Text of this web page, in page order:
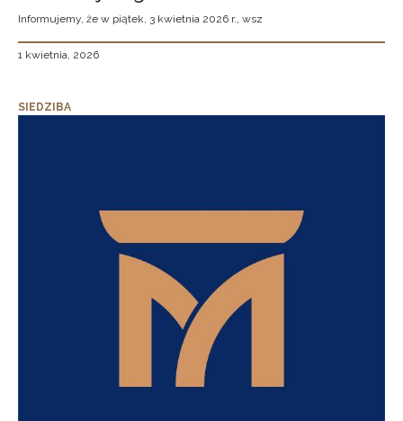
Informujemy, że w piątek, 3 kwietnia 2026 r., wsz
1 kwietnia, 2026
SIEDZIBA